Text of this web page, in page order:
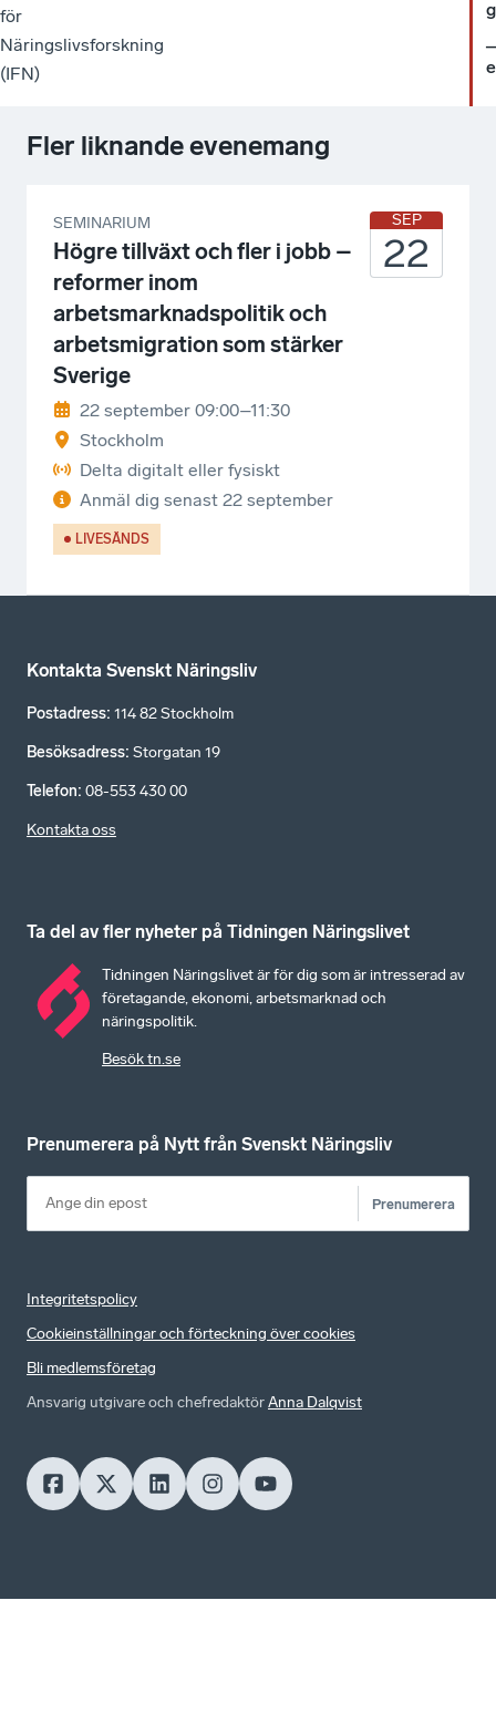
för
Näringslivsforskning
(IFN)
Fler liknande evenemang
SEMINARIUM
Högre tillväxt och fler i jobb –
reformer inom
arbetsmarknadspolitik och
arbetsmigration som stärker
Sverige
22 september 09:00–11:30
Stockholm
Delta digitalt eller fysiskt
Anmäl dig senast 22 september
LIVESÄNDS
SEP
22
Kontakta Svenskt Näringsliv
Postadress: 114 82 Stockholm
Besöksadress: Storgatan 19
Telefon: 08-553 430 00
Kontakta oss
Ta del av fler nyheter på Tidningen Näringslivet
Tidningen Näringslivet är för dig som är intresserad av
företagande, ekonomi, arbetsmarknad och
näringspolitik.
Besök tn.se
Prenumerera på Nytt från Svenskt Näringsliv
Prenumerera
Integritetspolicy
Cookieinställningar och förteckning över cookies
Bli medlemsföretag
Ansvarig utgivare och chefredaktörAnna Dalqvist